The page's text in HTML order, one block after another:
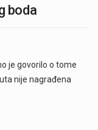
boda
je govorilo o tome
nije nagrađena